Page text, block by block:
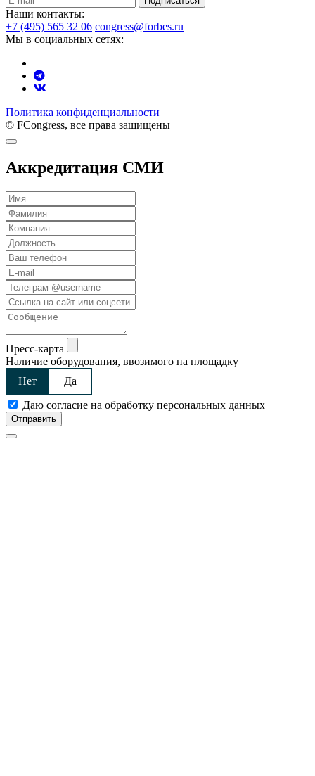
Наши контакты:
+7 (495) 565 32 06 congress@forbes.ru
Мы в социальных сетях:
Политика конфиденциальности
© FCongress, все права защищены
Аккредитация СМИ
Пресс-карта
Наличие оборудования, ввозимого на площадку
Нет
Да
Даю согласие на обработку персональных данных
Отправить